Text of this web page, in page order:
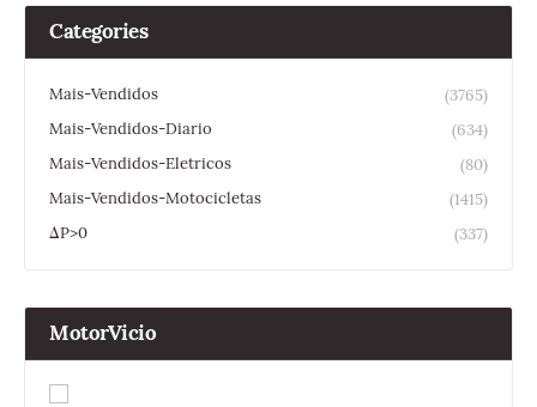
Categories
Mais-Vendidos
(3765)
Mais-Vendidos-Diario
(634)
Mais-Vendidos-Eletricos
(80)
Mais-Vendidos-Motocicletas
(1415)
ΔP>0
(337)
MotorVicio